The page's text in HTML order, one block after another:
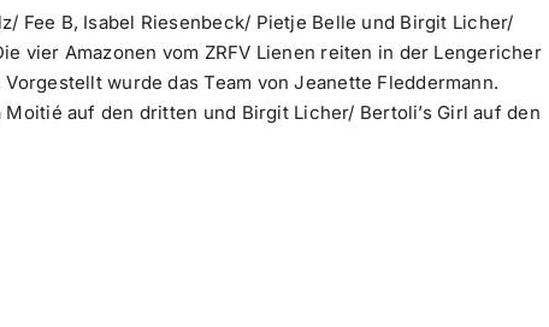
Fee B, Isabel Riesenbeck/ Pietje Belle und Birgit Licher/
vier Amazonen vom ZRFV Lienen reiten in der Lengericher
wurde das Team von Jeanette Fleddermann.
auf den dritten und Birgit Licher/ Bertoli’s Girl auf den